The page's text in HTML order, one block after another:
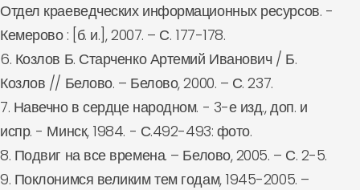
Отдел краеведческих информационных ресурсов. -
Кемерово : [б. и.], 2007. – С. 177-178.
6. Козлов Б. Старченко Артемий Иванович / Б.
Козлов // Белово. – Белово, 2000. – С. 237.
7. Навечно в сердце народном. - 3-е изд., доп. и
испр. - Минск, 1984. - С.492-493: фото.
8. Подвиг на все времена. – Белово, 2005. – С. 2-5.
9. Поклонимся великим тем годам, 1945-2005. –